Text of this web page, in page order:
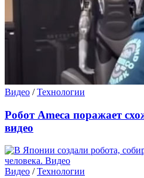
Видео /Технологии
Робот Ameca поражает
видео
Видео /Технологии